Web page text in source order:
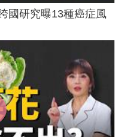
國研究曝13種癌症風